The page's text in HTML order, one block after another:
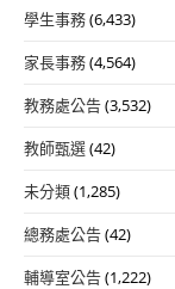
學生事務(6,433)
家長事務(4,564)
教務處公告(3,532)
教師甄選(42)
未分類(1,285)
總務處公告(42)
輔導室公告(1,222)